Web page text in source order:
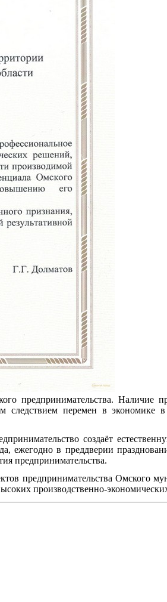
предпринимательства. Наличие
следствием перемен в экономике
создаёт
в преддверии
предпринимательства.
предпринимательства Омского
производственно-